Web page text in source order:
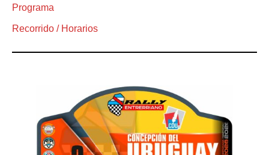
Programa
Recorrido / Horarios